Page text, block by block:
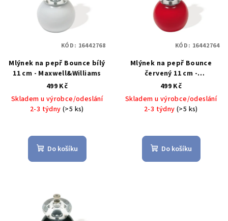
oMlýnek na pepř Bounce bílý
11 cm - Maxwell&Williams
499 Kč
Skladem u výrobce/odeslání
2-3 týdny(>5 ks)
Do košíku
KÓD: 16442768
Mlýnek na pepř Bounce
červený 11 cm -
Maxwell&Williams
499 Kč
Skladem u výrobce/odeslání
2-3 týdny(>5 ks)
Do košíku
KÓD: 16442764